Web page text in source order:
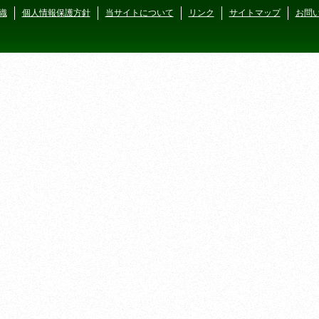
個人情報保護方針 当サイトについて リンク サイトマップ お問